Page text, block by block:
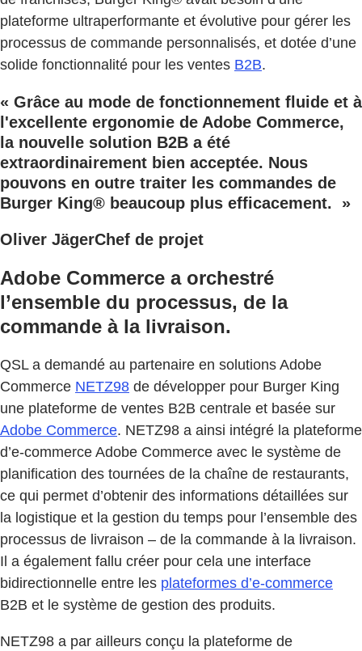
plateforme ultraperformante et évolutive pour gérer les
processus de commande personnalisés, et dotée d’une
solide fonctionnalité pour les ventes B2B.
« Grâce au mode de fonctionnement fluide et à
l'excellente ergonomie de Adobe Commerce,
la nouvelle solution B2B a été
extraordinairement bien acceptée. Nous
pouvons en outre traiter les commandes de
Burger King® beaucoup plus efficacement. »
Oliver JägerChef de projet
Adobe Commerce a orchestré
l’ensemble du processus, de la
commande à la livraison.
QSL a demandé au partenaire en solutions Adobe
Commerce NETZ98 de développer pour Burger King
une plateforme de ventes B2B centrale et basée sur
Adobe Commerce. NETZ98 a ainsi intégré la plateforme
d’e-commerce Adobe Commerce avec le système de
planification des tournées de la chaîne de restaurants,
ce qui permet d’obtenir des informations détaillées sur
la logistique et la gestion du temps pour l’ensemble des
processus de livraison – de la commande à la livraison.
Il a également fallu créer pour cela une interface
bidirectionnelle entre les plateformes d’e-commerce
B2B et le système de gestion des produits.
NETZ98 a par ailleurs conçu la plateforme de